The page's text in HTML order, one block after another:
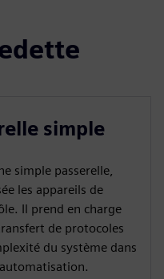
simple
simple passerelle,
les appareils de
Il prend en charge
de protocoles
du système dans